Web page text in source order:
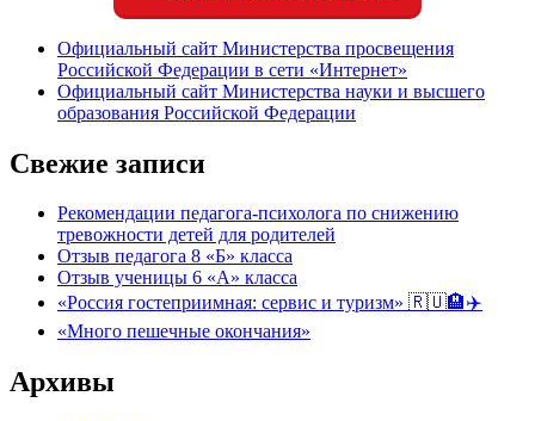
Официальный сайт Министерства просвещения
Российской Федерации в сети «Интернет»
Официальный сайт Министерства науки и высшего
образования Российской Федерации
Свежие записи
Рекомендации педагога-психолога по снижению
тревожности детей для родителей
Отзыв педагога 8 «Б» класса
Отзыв ученицы 6 «А» класса
«Россия гостеприимная: сервис и туризм» 🇷🇺🏨✈️
«Много пешечные окончания»
Архивы